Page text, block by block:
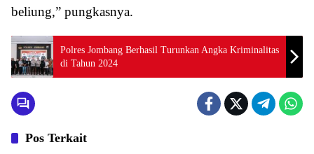
beliung,” pungkasnya.
Polres Jombang Berhasil Turunkan Angka Kriminalitas
di Tahun 2024
Pos Terkait
Aktivitas